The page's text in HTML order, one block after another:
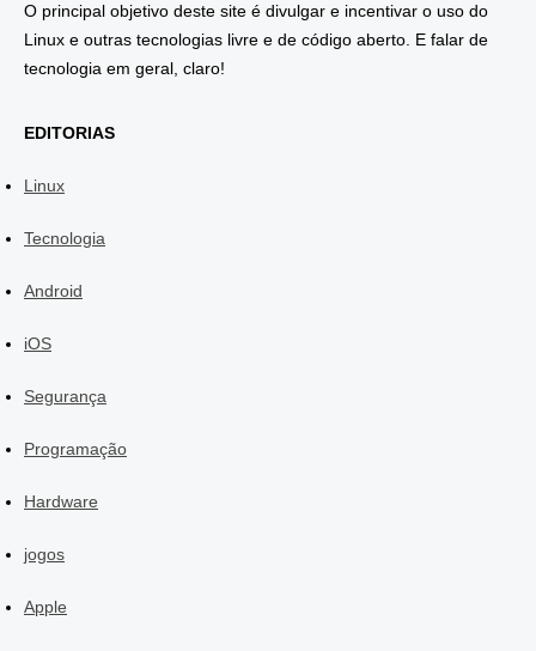
O principal objetivo deste site é divulgar e incentivar o uso do
Linux e outras tecnologias livre e de código aberto. E falar de
tecnologia em geral, claro!
EDITORIAS
Linux
Tecnologia
Android
iOS
Segurança
Programação
Hardware
jogos
Apple